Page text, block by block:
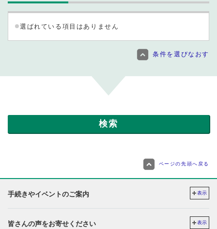
選ばれている項目はありません
条件を選びなおす
ページの先頭へ戻る
手続きやイベントのご案内 表示
皆さんの声をお寄せください 表示